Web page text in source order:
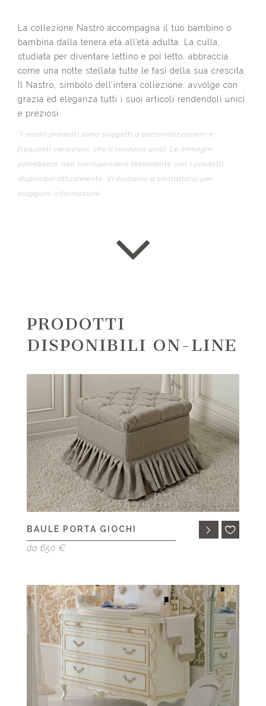
La collezione Nastro accompagna il tuo bambino o
bambina dalla tenera età all’età adulta. La culla,
studiata per diventare lettino e poi letto, abbraccia
come una notte stellata tutte le fasi della sua crescita.
Il Nastro, simbolo dell’intera collezione, avvolge con
grazia ed eleganza tutti i suoi articoli rendendoli unici
e preziosi.
*I nostri prodotti sono soggetti a personalizzazioni e
frequenti variazioni, che li rendono unici. Le immagni
potrebbero non corrispondere totalmente con i prodotti
disponibili attualmente. Vi invitamo a contattarci per
maggioni informazioni.
PRODOTTI
DISPONIBILI ON-LINE
BAULE PORTA GIOCHI
da 650 €